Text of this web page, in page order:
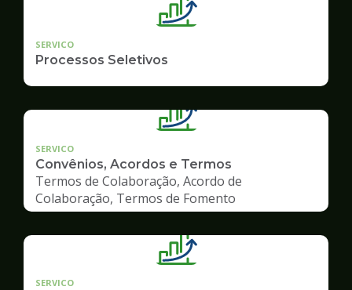
SERVICO
Processos Seletivos
SERVICO
Convênios, Acordos e Termos
Termos de Colaboração, Acordo de
Colaboração, Termos de Fomento
SERVICO